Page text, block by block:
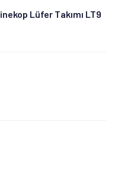
Lüfer Takımı LT9